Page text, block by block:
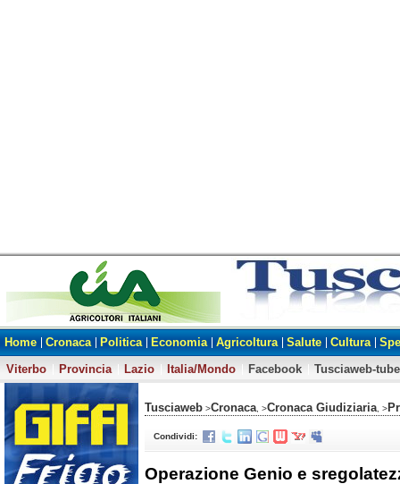
Home Cronaca Politica Economia Agricoltura Salute Cultura
Viterbo
Provincia Lazio Italia/Mondo Facebook Tusciaweb-tube
Tusciaweb >Cronaca , >Cronaca Giudiziaria , >
Condividi:
Operazione Genio e